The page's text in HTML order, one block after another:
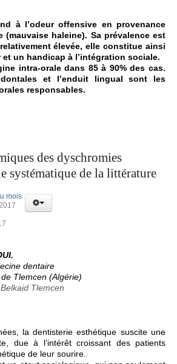
à l’odeur offensive en provenance
(mauvaise haleine). Sa prévalence est
élevée, elle constitue ainsi
un handicap à l’intégration sociale.
intra-orale dans 85 à 90% des cas.
et l’enduit lingual sont les
responsables.
des dyschromies
systématique de la littérature
mois
dentaire
de Tlemcen (Algérie)
Tlemcen
la dentisterie esthétique suscite une
due à l’intérêt croissant des patients
de leur sourire.